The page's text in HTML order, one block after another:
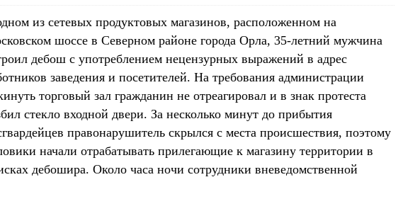
из сетевых продуктовых магазинов, расположенном на
шоссе в Северном районе города Орла, 35-летний мужчина
дебош с употреблением нецензурных выражений в адрес
заведения и посетителей. На требования администрации
торговый зал гражданин не отреагировал и в знак протеста
стекло входной двери. За несколько минут до прибытия
правонарушитель скрылся с места происшествия, поэтому
начали отрабатывать прилегающие к магазину территории в
дебошира. Около часа ночи сотрудники вневедомственной